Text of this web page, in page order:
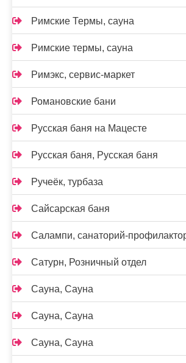
Римские Термы, сауна
Римские термы, сауна
Римэкс, сервис-маркет
Романовские бани
Русская баня на Мацесте
Русская баня, Русская баня
Ручеёк, турбаза
Сайсарская баня
Салампи, санаторий-
Сатурн, Розничный отдел
Сауна, Сауна
Сауна, Сауна
Сауна, Сауна